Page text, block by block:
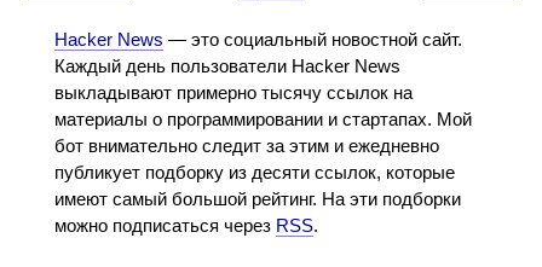
Hacker News — это социальный новостной сайт.
Каждый день пользователи Hacker News
выкладывают примерно тысячу ссылок на
материалы о программировании и стартапах. Мой
бот внимательно следит за этим и ежедневно
публикует подборку из десяти ссылок, которые
имеют самый большой рейтинг. На эти подборки
можно подписаться через RSS.